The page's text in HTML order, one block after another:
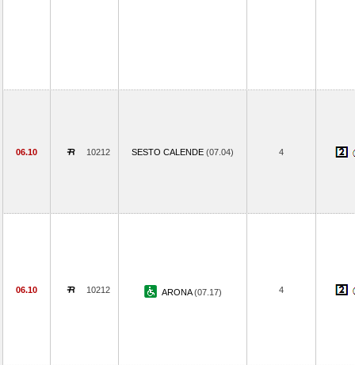
06.10 10212 SESTO CALENDE (07.04) 4
06.10 10212 ARONA(07.17) 4